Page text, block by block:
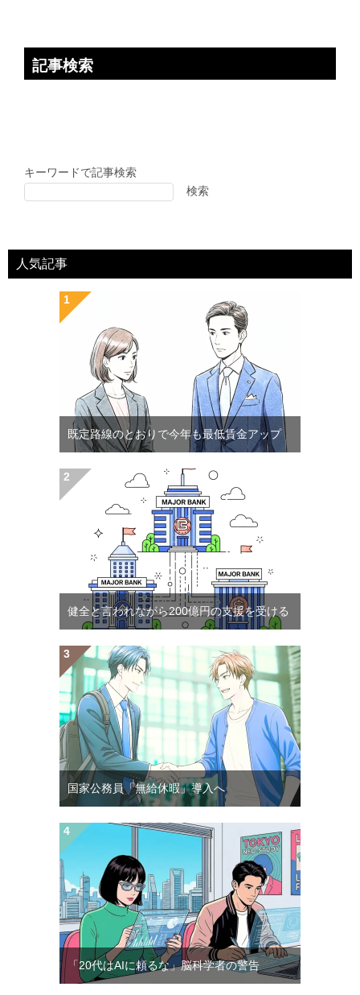
記事検索
キーワードで記事検索
検索
人気記事
既定路線のとおりで今年も最低賃金アップ
健全と言われながら200億円の支援を受ける
国家公務員「無給休暇」導入へ
「20代はAIに頼るな」脳科学者の警告